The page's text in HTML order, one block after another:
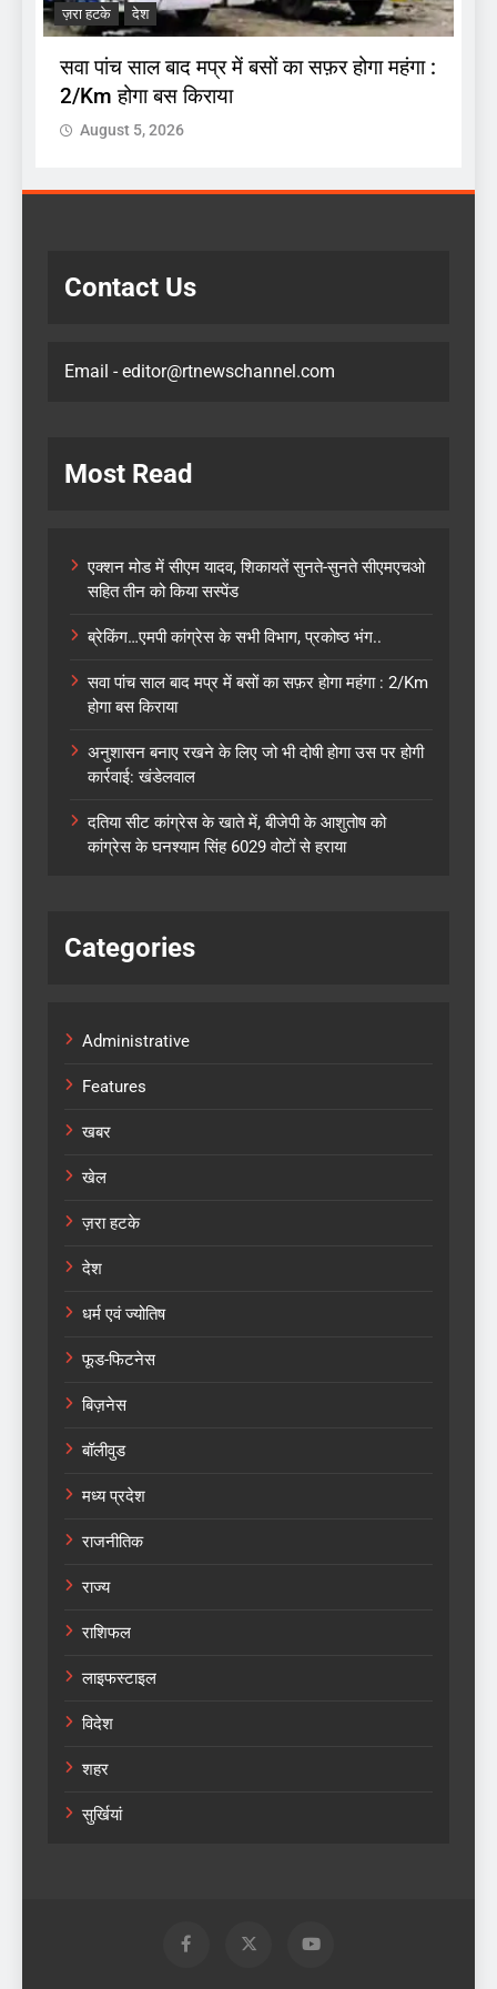
ज़रा हटके देश
सवा पांच साल बाद मप्र में बसों का सफ़र होगा महंगा :
2/Km होगा बस किराया
August 5, 2026
Contact Us
Email - editor@rtnewschannel.com
Most Read
एक्शन मोड में सीएम यादव, शिकायतें सुनते-सुनते सीएमएचओ
सहित तीन को किया सस्पेंड
ब्रेकिंग…एमपी कांग्रेस के सभी विभाग, प्रकोष्ठ भंग..
सवा पांच साल बाद मप्र में बसों का सफ़र होगा महंगा : 2/Km
होगा बस किराया
अनुशासन बनाए रखने के लिए जो भी दोषी होगा उस पर होगी
कार्रवाई: खंडेलवाल
दतिया सीट कांग्रेस के खाते में, बीजेपी के आशुतोष को
कांग्रेस के घनश्याम सिंह 6029 वोटों से हराया
Categories
Administrative
Features
खबर
खेल
ज़रा हटके
देश
धर्म एवं ज्योतिष
फूड-फिटनेस
बिज़नेस
बॉलीवुड
मध्य प्रदेश
राजनीतिक
राज्य
राशिफल
लाइफस्टाइल
विदेश
शहर
सुर्खियां